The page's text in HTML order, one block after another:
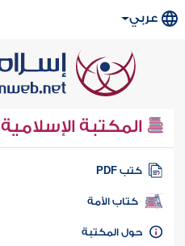
عربي
المكتبة الإسلامية
كتب PDF
كتاب الأمة